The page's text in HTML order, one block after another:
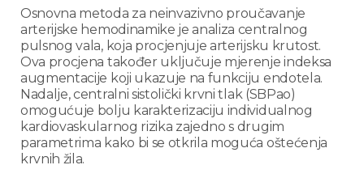
Osnovna metoda za neinvazivno proučavanje
arterijske hemodinamike je analiza centralnog
pulsnog vala, koja procjenjuje arterijsku krutost.
Ova procjena također uključuje mjerenje indeksa
augmentacije koji ukazuje na funkciju endotela.
Nadalje, centralni sistolički krvni tlak (SBPao)
omogućuje bolju karakterizaciju individualnog
kardiovaskularnog rizika zajedno s drugim
parametrima kako bi se otkrila moguća oštećenja
krvnih žila.